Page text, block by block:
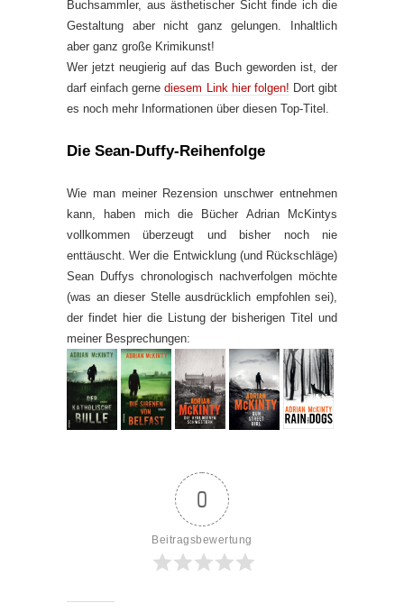
Buchsammler, aus ästhetischer Sicht finde ich die
Gestaltung aber nicht ganz gelungen. Inhaltlich
aber ganz große Krimikunst!
Wer jetzt neugierig auf das Buch geworden ist, der
darf einfach gernediesem Link hier folgen! Dort gibt
es noch mehr Informationen über diesen Top-Titel.
Die Sean-Duffy-Reihenfolge
Wie man meiner Rezension unschwer entnehmen
kann, haben mich die Bücher Adrian McKintys
vollkommen überzeugt und bisher noch nie
enttäuscht. Wer die Entwicklung (und Rückschläge)
Sean Duffys chronologisch nachverfolgen möchte
(was an dieser Stelle ausdrücklich empfohlen sei),
der findet hier die Listung der bisherigen Titel und
meiner Besprechungen:
0
Beitragsbewertung